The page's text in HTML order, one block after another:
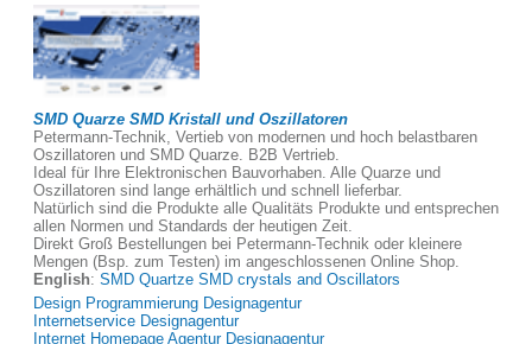
SMD Quarze SMD Kristall und Oszillatoren
Petermann-Technik, Vertieb von modernen und hoch belastbaren
Oszillatoren und SMD Quarze. B2B Vertrieb.
Ideal für Ihre Elektronischen Bauvorhaben. Alle Quarze und
Oszillatoren sind lange erhältlich und schnell lieferbar.
Natürlich sind die Produkte alle Qualitäts Produkte und entsprechen
allen Normen und Standards der heutigen Zeit.
Direkt Groß Bestellungen bei Petermann-Technik oder kleinere
Mengen (Bsp. zum Testen) im angeschlossenen Online Shop.
English: SMD Quartze SMD crystals and Oscillators
Design Programmierung Designagentur
Internetservice Designagentur
Internet Homepage Agentur Designagentur